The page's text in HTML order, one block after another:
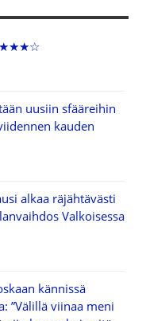
uusiin sfääreihin
kauden
alkaa räjähtävästi
Valkoisessa
kännissä
”Välillä viinaa meni